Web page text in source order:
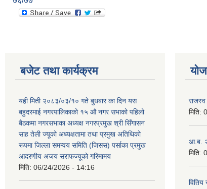
बजेट तथा कार्यक्रम
यही मिती २०८३/०३/१० गते बुधबार का दिन यस
बहुदरमाई नगरपालिकाको १५ औ नगर सभाको पहिलो
बैठकमा नगरसभाका अध्यक्ष नगरप्रमुख श्री सिँगासन
साह तेली ज्यूको अध्यक्षतामा तथा प्रमुख अतिथिको
रूपमा जिल्ला समन्वय समिति (जिसस) पर्साका प्रमुख
आदरणीय अजय सराफज्यूको गरिमामय
मिति: 06/24/2026 - 14:16
मिति:
आ.ब.
मिति: